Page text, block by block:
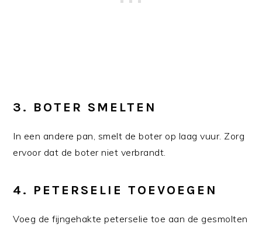
3. BOTER SMELTEN
In een andere pan, smelt de boter op laag vuur. Zorg
ervoor dat de boter niet verbrandt.
4. PETERSELIE TOEVOEGEN
Voeg de fijngehakte peterselie toe aan de gesmolten